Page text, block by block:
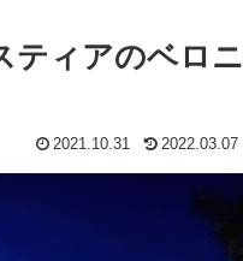
ティアのベロニ
2021.10.31 2022.03.07